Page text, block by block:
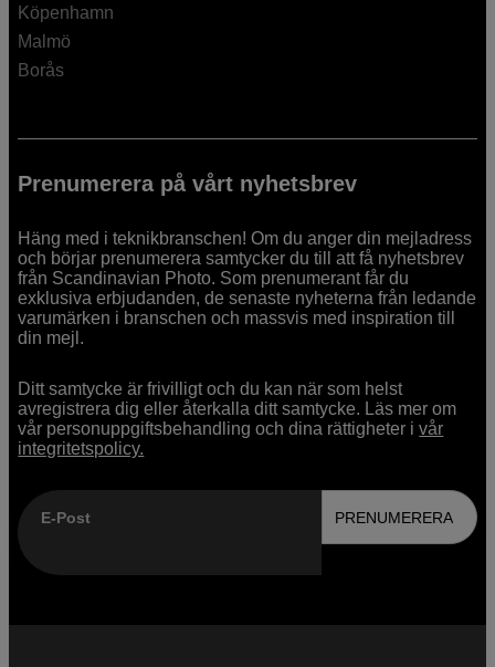
Köpenhamn
Malmö
Borås
Prenumerera på vårt nyhetsbrev
Häng med i teknikbranschen! Om du anger din mejladress
och börjar prenumerera samtycker du till att få nyhetsbrev
från Scandinavian Photo. Som prenumerant får du
exklusiva erbjudanden, de senaste nyheterna från ledande
varumärken i branschen och massvis med inspiration till
din mejl.
Ditt samtycke är frivilligt och du kan när som helst
avregistrera dig eller återkalla ditt samtycke. Läs mer om
vår personuppgiftsbehandling och dina rättigheter ivår
integritetspolicy.
E-Post PRENUMERERA